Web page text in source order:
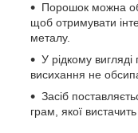
Порошок можна
щоб отримувати
металу.
У рідкому
висихання не
Засіб
грам, якої